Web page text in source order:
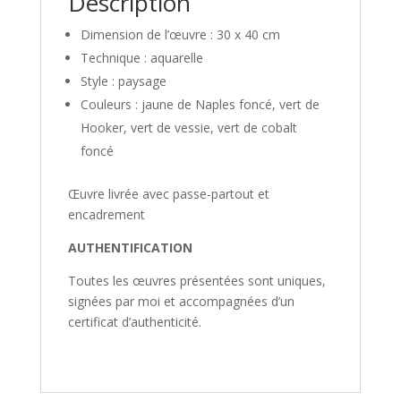
Dimension de l’œuvre : 30 x 40 cm
Technique : aquarelle
Style : paysage
Couleurs : jaune de Naples foncé, vert de
Hooker, vert de vessie, vert de cobalt
foncé
Œuvre livrée avec passe-partout et
encadrement
AUTHENTIFICATION
Toutes les œuvres présentées sont uniques,
signées par moi et accompagnées d’un
certificat d’authenticité.